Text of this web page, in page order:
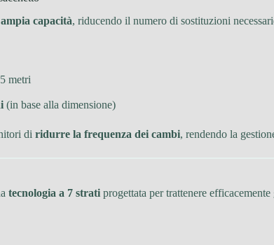
ampia capacità, riducendo il numero di sostituzioni
metri
(in base alla dimensione)
di ridurre la frequenza dei cambi, rendendo la
tecnologia a 7 strati progettata per trattenere